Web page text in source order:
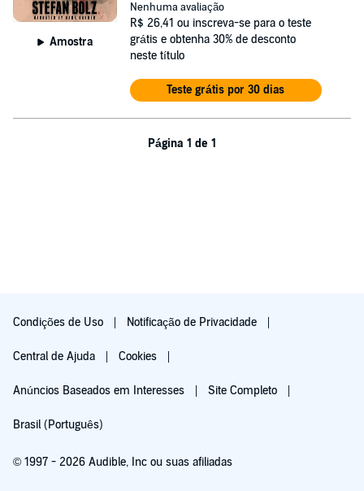
Amostra
Nenhuma avaliação
R$ 26,41 ou inscreva-se para o teste
grátis e obtenha 30% de desconto
neste título
Teste grátis por 30 dias
Página 1 de 1
Condições de Uso Notificação de Privacidade
Central de Ajuda Cookies
Anúncios Baseados em Interesses Site Completo
Brasil (Português)
© 1997 - 2026 Audible, Inc ou suas afiliadas